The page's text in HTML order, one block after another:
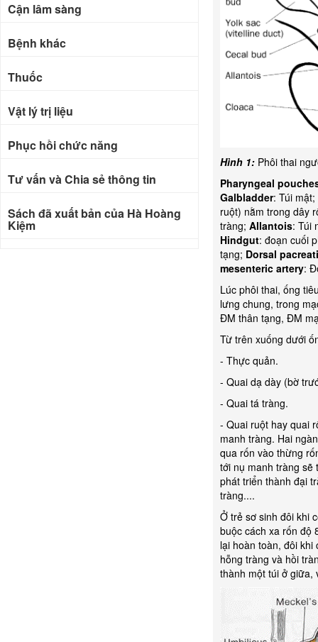
Hình 1: Phôi thai
Pharyngeal
Galbladder: Túi mật;
ruột) nằm trong dây
tràng; Allantois: Túi
Hindgut: đoạn cuối
tạng; Dorsal
mesenteric artery:
Lúc phôi thai, ống
lưng chung, trong
ĐM thân tạng, ĐM
Từ trên xuống dưới
- Thực quản.
- Quai dạ dày (bờ
- Quai tá tràng.
- Quai ruột hay quai
manh tràng. Hai
qua rốn vào thừng
tới nụ manh tràng sẽ
phát triển thành đại
tràng....
Ở trẻ sơ sinh đôi khi
buộc cách xa rốn độ
lại hoàn toàn, đôi
hỗng tràng và hồi
thành một túi ở giữa,
Cận lâm sàng
Bệnh khác
Thuốc
Vật lý trị liệu
Phục hồi chức năng
Tư vấn và Chia sẻ thông tin
Sách đã xuất bản của Hà Hoàng
Kiệm